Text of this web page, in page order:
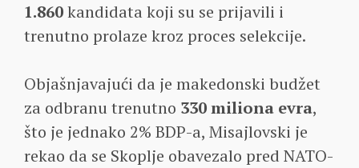
1.860kandidata koji su se prijavili i
trenutno prolaze kroz proces selekcije.
Objašnjavajući da je makedonski budžet
za odbranu trenutno 330 miliona evra,
što je jednako 2% BDP-a, Misajlovski je
rekao da se Skoplje obavezalo pred NATO-